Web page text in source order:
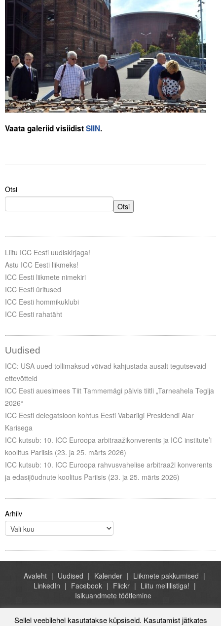
Vaata galeriid visiidistSIIN.
Otsi
Otsi
Liitu ICC Eesti uudiskirjaga!
Astu ICC Eesti liikmeks!
ICC Eesti liikmete nimekiri
ICC Eesti üritused
ICC Eesti hommikuklubi
ICC Eesti rahatäht
Uudised
ICC: USA uued tollimaksud võivad kahjustada ausalt tegutsevaid
ettevõtteid
ICC Eesti auesimees Tiit Tammemägi pälvis tiitli „Tarneahela Tegija
2026“
ICC Eesti delegatsioon kohtus Eesti Vabariigi Presidendi Alar
Karisega
ICC kutsub: 10. ICC Euroopa arbitraažikonverents ja ICC institute’i
koolitus Pariisis (23. ja 25. märts 2026)
ICC kutsub: 10. ICC Euroopa rahvusvahelise arbitraaži konverents
ja edasijõudnute koolitus Pariisis (23. ja 25. märts 2026)
Arhiiv
Avaleht Uudised Kalender
Liikmete pakkumised
LinkedIn
Facebook Flickr
Liitu meililistiga!
Isikuandmete töötlemine
Sellel veebilehel kasutatakse küpsiseid. Kasutamist jätkates